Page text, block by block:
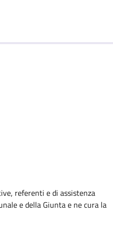
referenti e di assistenza
e della Giunta e ne cura la